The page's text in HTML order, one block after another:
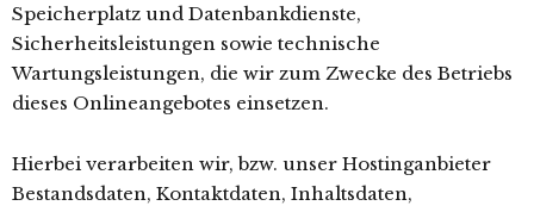
Speicherplatz und Datenbankdienste,
Sicherheitsleistungen sowie technische
Wartungsleistungen, die wir zum Zwecke des Betriebs
dieses Onlineangebotes einsetzen.
Hierbei verarbeiten wir, bzw. unser Hostinganbieter
Bestandsdaten, Kontaktdaten, Inhaltsdaten,